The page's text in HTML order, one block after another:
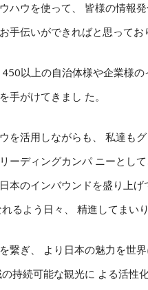
ハウを使って、 皆様の情報
手伝いができればと思ってお
以上の自治体様や企業様の
手がけてきまし た。
を活用しながらも、 私達も
ーディングカンパ ニーとし
本のインバウンドを盛り上げ
るよう日々、 精進してまいり
繋ぎ、 より日本の魅力を世
持続可能な観光に よる活性